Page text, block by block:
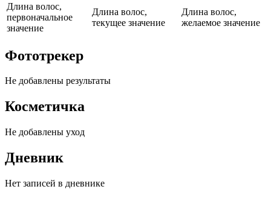
Длина волос,
первоначальное
значение
Длина волос,
текущее значение
Длина волос,
желаемое значение
Фототрекер
Не добавлены результаты
Косметичка
Не добавлены уход
Дневник
Нет записей в дневнике